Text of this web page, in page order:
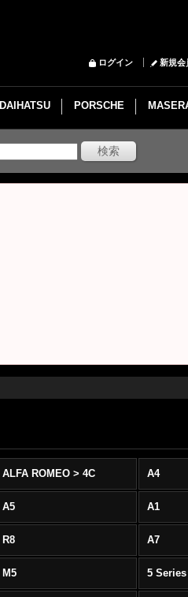
ログイン 新規会
DAIHATSU PORSCHE
ALFA ROMEO > 4C A4
A5 A1
R8 A7
M5 5 Series